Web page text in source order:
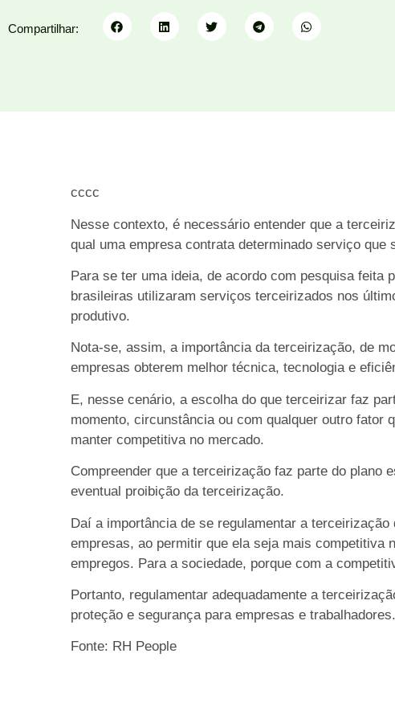
Compartilhar:
cccc
Nesse contexto, é necessário entender que a
qual uma empresa contrata determinado serviço
Para se ter uma ideia, de acordo com pesquisa feita
brasileiras utilizaram serviços terceirizados nos
produtivo.
Nota-se, assim, a importância da terceirização, de
empresas obterem melhor técnica, tecnologia e
E, nesse cenário, a escolha do que terceirizar faz
momento, circunstância ou com qualquer outro fator
manter competitiva no mercado.
Compreender que a terceirização faz parte do plano
eventual proibição da terceirização.
Daí a importância de se regulamentar a
empresas, ao permitir que ela seja mais competitiva
empregos. Para a sociedade, porque com a
Portanto, regulamentar adequadamente a
proteção e segurança para empresas e trabalhadores.
Fonte: RH People